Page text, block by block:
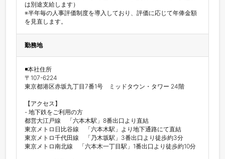
は別途支給します）
※半年毎の人事評価制度を導入しており、評価に応じて年俸金額
を見直します。
勤務地
◾️本社住所
〒107-6224
東京都港区赤坂九丁目7番1号　ミッドタウン・タワー 24階
【アクセス】
- 地下鉄をご利用の方
都営大江戸線　「六本木駅」8番出口より直結
東京メトロ日比谷線　「六本木駅」より地下通路にて直結
東京メトロ千代田線　「乃木坂駅」3番出口より徒歩約3分
東京メトロ南北線　「六本木一丁目駅」1番出口より徒歩約10分